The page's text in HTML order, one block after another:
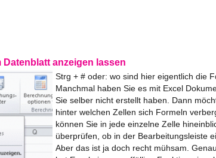
Datenblatt anzeigen lassen
Strg + # oder: wo sind hier eigentlich die
Manchmal haben Sie es mit Excel
Sie selber nicht erstellt haben. Dann
hinter welchen Zellen sich Formeln
können Sie in jede einzelne Zelle
überprüfen, ob in der Bearbeitungsleiste
Aber das ist ja doch recht mühsam.